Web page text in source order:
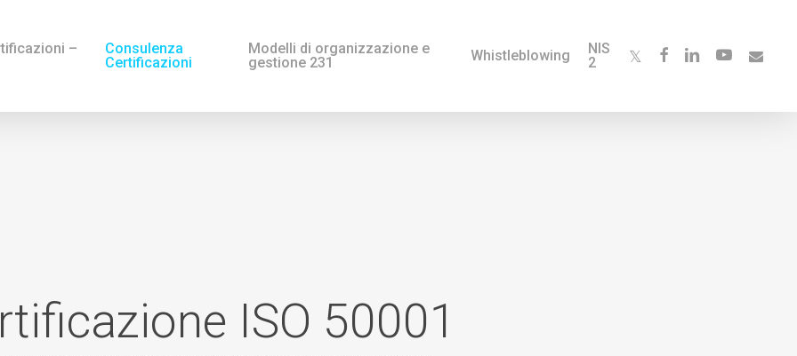
–
Consulenza
Certificazioni
Modelli di organizzazione e
gestione 231
Whistleblowing
NIS
2
twitter facebooklinkedinyoutube
ISO 50001